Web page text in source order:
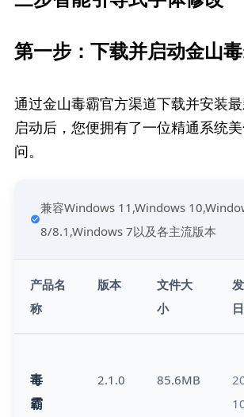
第一步：下载并启动金山
通过金山毒霸官方渠道下载并安装最
启动后，您便拥有了一位精通系统
问。
兼容Windows 11,Windows
8/8.1,Windows 7以及各主流版本
产品名
称
版本
文件大
小
毒
霸
2.1.0 85.6MB